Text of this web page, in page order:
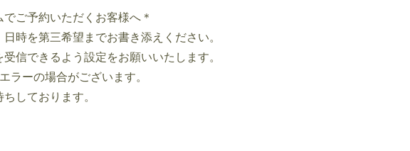
ご予約いただくお客様へ＊
時を第三希望までお書き添えください。
信できるよう設定をお願いいたします。
ラーの場合がございます。
しております。